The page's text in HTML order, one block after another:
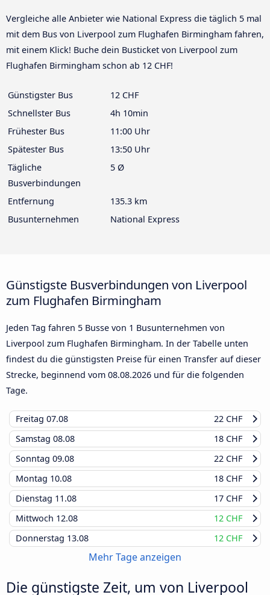
Vergleiche alle Anbieter wie National Express die täglich 5 mal
mit dem Bus von Liverpool zum Flughafen Birmingham fahren,
mit einem Klick! Buche dein Busticket von Liverpool zum
Flughafen Birmingham schon ab 12 CHF!
Günstigster Bus
12 CHF
Schnellster Bus
4h 10min
Frühester Bus
11:00 Uhr
Spätester Bus
13:50 Uhr
Tägliche
Busverbindungen
5 Ø
Entfernung
135.3 km
Busunternehmen
National Express
Günstigste Busverbindungen von Liverpool
zum Flughafen Birmingham
Jeden Tag fahren 5 Busse von 1 Busunternehmen von
Liverpool zum Flughafen Birmingham. In der Tabelle unten
findest du die günstigsten Preise für einen Transfer auf dieser
Strecke, beginnend vom 08.08.2026 und für die folgenden
Tage.
Freitag 07.08
22 CHF
Samstag 08.08
18 CHF
Sonntag 09.08
22 CHF
Montag 10.08
18 CHF
Dienstag 11.08
17 CHF
Mittwoch 12.08
12 CHF
Donnerstag 13.08 12 CHF
Mehr Tage anzeigen
Die günstigste Zeit, um von Liverpool